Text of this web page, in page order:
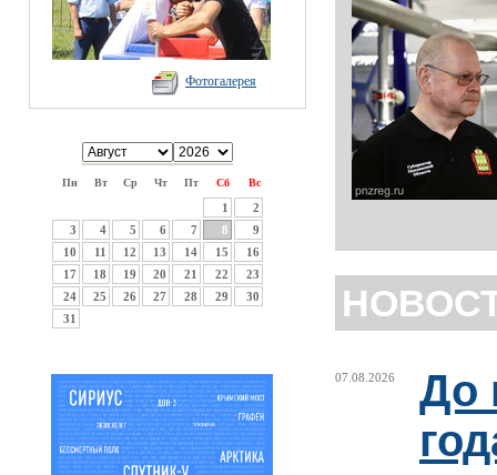
Фотогалерея
Пн Вт Ср Чт Пт Сб Вс
1
2
3
4 5 6 7 8
9
10
11 12 13 14 15
16
17
18 19 20 21 22
23
24
25 26 27 28 29
30
31
07.08.2026
До